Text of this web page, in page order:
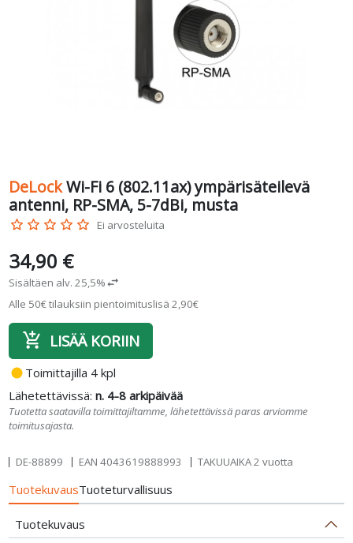
DeLockWi-Fi 6 (802.11ax) ympärisäteilevä
antenni, RP-SMA, 5-7dBi, musta
star_border star_border star_border star_border star_border Ei arvosteluita
34,90 €
Sisältäen alv. 25,5%swap_horiz
Alle 50€ tilauksiin pientoimituslisä 2,90€
add_shopping_cart LISÄÄ KORIIN
fiber_manual_record Toimittajilla 4 kpl
Lähetettävissä:n. 4-8 arkipäivää
Tuotetta saatavilla toimittajiltamme, lähetettävissä paras arviomme
toimitusajasta.
DE-88899 EAN 4043619888993 TAKUUAIKA 2 vuotta
TuotekuvausTuoteturvallisuus
Tuotekuvaus